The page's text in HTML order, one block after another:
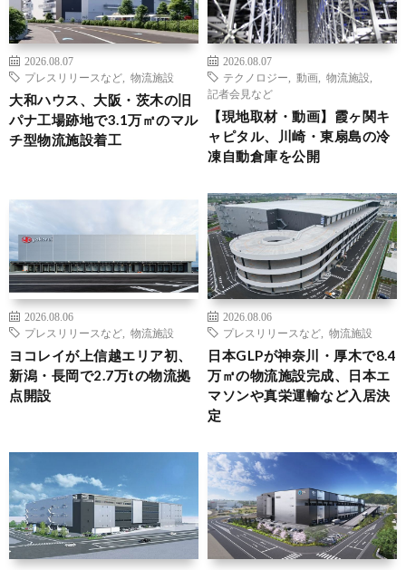
2026.08.07
プレスリリースなど
物流施設
大和ハウス、大阪・茨木の旧
パナ工場跡地で3.1万㎡のマル
チ型物流施設着工
2026.08.07
テクノロジー
動画 物流施設
記者会見など
【現地取材・動画】霞ヶ関キ
ャピタル、川崎・東扇島の冷
凍自動倉庫を公開
2026.08.06
プレスリリースなど
物流施設
ヨコレイが上信越エリア初、
新潟・長岡で2.7万tの物流拠
点開設
2026.08.06
プレスリリースなど
物流施設
日本GLPが神奈川・厚木で8.4
万㎡の物流施設完成、日本エ
マソンや真栄運輸など入居決
定